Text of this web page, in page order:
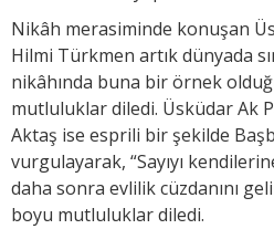
Nikâh merasiminde konuşan
Hilmi Türkmen artık dünyada
nikâhında buna bir örnek
mutluluklar diledi. Üsküdar Ak
Aktaş ise esprili bir şekilde
vurgulayarak, “Sayıyı
daha sonra evlilik cüzdanını
boyu mutluluklar diledi.